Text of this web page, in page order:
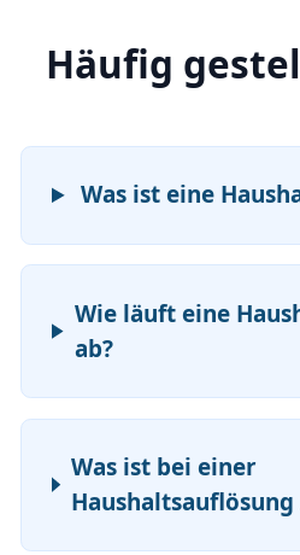
Häufig
Was ist eine
Wie läuft eine
ab?
Was ist bei einer
Haushaltsauflösung